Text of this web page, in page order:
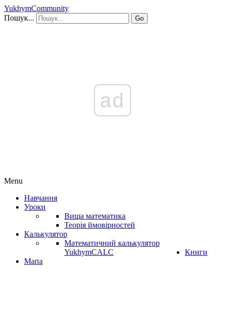
YukhymCommunity
Пошук...
Go
ad
Menu
Навчання
Уроки
Вища математика
Теорія ймовірностей
Калькулятор
Математичний калькулятор
YukhymCALC
Книги
Мапа